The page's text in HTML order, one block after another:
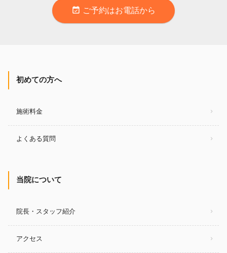
event_available ご予約はお電話から
初めての方へ
施術料金
よくある質問
当院について
院長・スタッフ紹介
アクセス